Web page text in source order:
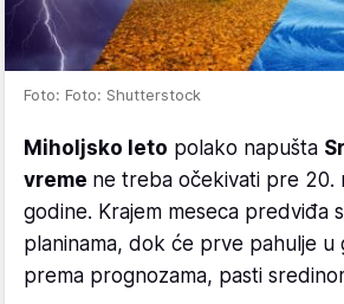
Foto: Foto: Shutterstock
Miholjsko leto polako napušta
vreme ne treba očekivati pre 20.
godine. Krajem meseca predviđa
planinama, dok će prve pahulje u
prema prognozama, pasti